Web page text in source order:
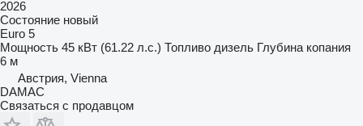
2026
Состояние новый
Euro 5
Мощность 45 кВт (61.22 л.с.) Топливо дизель Глубина копания
6 м
Австрия, Vienna
DAMAC
Связаться с продавцом